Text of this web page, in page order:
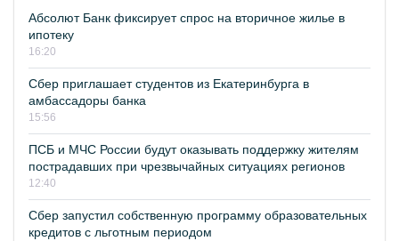
Абсолют Банк фиксирует спрос на вторичное жилье в
ипотеку
16:20
Сбер приглашает студентов из Екатеринбурга в
амбассадоры банка
15:56
ПСБ и МЧС России будут оказывать поддержку жителям
пострадавших при чрезвычайных ситуациях регионов
12:40
Сбер запустил собственную программу образовательных
кредитов с льготным периодом